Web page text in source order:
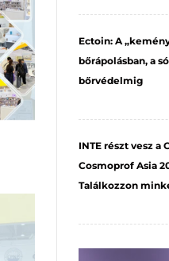
Ectoin: A
bőrápolásban, a
bőrvédelmig
INTE részt vesz a
Cosmoprof Asia
Találkozzon